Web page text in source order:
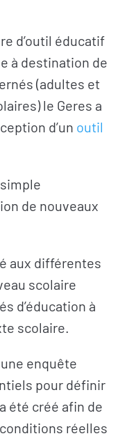
d’outil éducatif
à destination de
(adultes et
le Geres a
d’un outil
de nouveaux
aux différentes
scolaire
d’éducation à
scolaire.
enquête
pour définir
été créé afin de
réelles